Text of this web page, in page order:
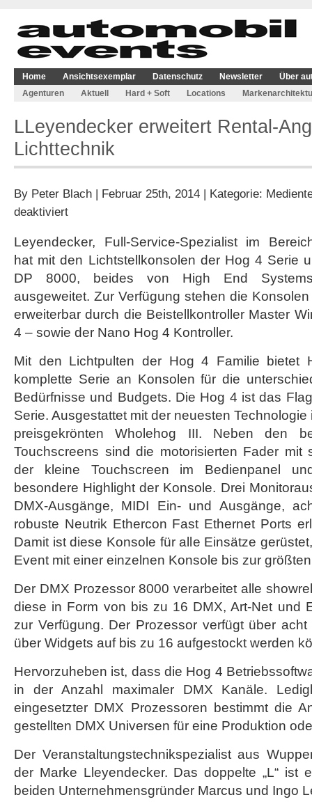
Home Ansichtsexemplar Datenschutz Newsletter
Über
Agenturen
Aktuell Hard + Soft Locations
LLeyendecker erweitert Rental-
Lichttechnik
By Peter Blach | Februar 25th, 2014 | Kategorie:
deaktiviertfür
Rental-
Angebot
Bereich
Lichttechnik
Leyendecker, Full-Service-Spezialist im
hat mit den Lichtstellkonsolen der Hog 4 Serie
DP 8000, beides von High End
ausgeweitet. Zur Verfügung stehen die
erweiterbar durch die Beistellkontroller Master
4 – sowie der Nano Hog 4 Kontroller.
Mit den Lichtpulten der Hog 4 Familie bietet
komplette Serie an Konsolen für die
Bedürfnisse und Budgets. Die Hog 4 ist das
Serie. Ausgestattet mit der neuesten
preisgekrönten Wholehog III. Neben den
Touchscreens sind die motorisierten Fader mit
der kleine Touchscreen im Bedienpanel
besondere Highlight der Konsole. Drei
DMX-Ausgänge, MIDI Ein- und Ausgänge,
robuste Neutrik Ethercon Fast Ethernet Ports
Damit ist diese Konsole für alle Einsätze
Event mit einer einzelnen Konsole bis zur
Der DMX Prozessor 8000 verarbeitet alle
diese in Form von bis zu 16 DMX, Art-Net und
zur Verfügung. Der Prozessor verfügt über
über Widgets auf bis zu 16 aufgestockt werden
Hervorzuheben ist, dass die Hog 4
in der Anzahl maximaler DMX Kanäle.
eingesetzter DMX Prozessoren bestimmt die
gestellten DMX Universen für eine Produktion
Der Veranstaltungstechnikspezialist aus
der Marke Lleyendecker. Das doppelte „L“ ist
beiden Unternehmensgründer Marcus und Ingo